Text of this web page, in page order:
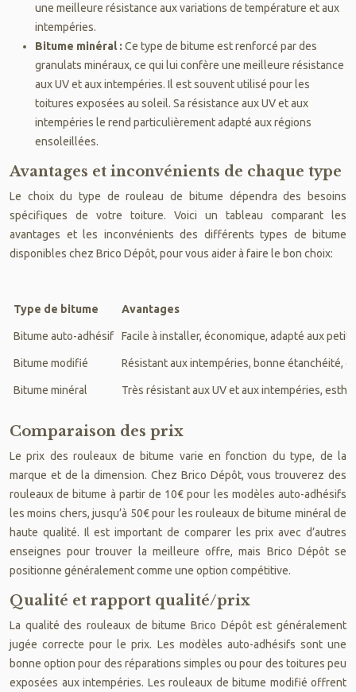
une meilleure résistance aux variations de température et aux
intempéries.
Bitume minéral : Ce type de bitume est renforcé par des
granulats minéraux, ce qui lui confère une meilleure résistance
aux UV et aux intempéries. Il est souvent utilisé pour les
toitures exposées au soleil. Sa résistance aux UV et aux
intempéries le rend particulièrement adapté aux régions
ensoleillées.
Avantages et inconvénients de chaque type
Le choix du type de rouleau de bitume dépendra des besoins
spécifiques de votre toiture. Voici un tableau comparant les
avantages et les inconvénients des différents types de bitume
disponibles chez Brico Dépôt, pour vous aider à faire le bon choix:
Type de bitume Avantages
Bitume auto-adhésif Facile à installer, économique, adapté aux
Bitume modifié Résistant aux intempéries, bonne étanchéité,
Bitume minéral Très résistant aux UV et aux intempéries,
Comparaison des prix
Le prix des rouleaux de bitume varie en fonction du type, de la
marque et de la dimension. Chez Brico Dépôt, vous trouverez des
rouleaux de bitume à partir de 10€ pour les modèles auto-adhésifs
les moins chers, jusqu’à 50€ pour les rouleaux de bitume minéral de
haute qualité. Il est important de comparer les prix avec d’autres
enseignes pour trouver la meilleure offre, mais Brico Dépôt se
positionne généralement comme une option compétitive.
Qualité et rapport qualité/prix
La qualité des rouleaux de bitume Brico Dépôt est généralement
jugée correcte pour le prix. Les modèles auto-adhésifs sont une
bonne option pour des réparations simples ou pour des toitures peu
exposées aux intempéries. Les rouleaux de bitume modifié offrent